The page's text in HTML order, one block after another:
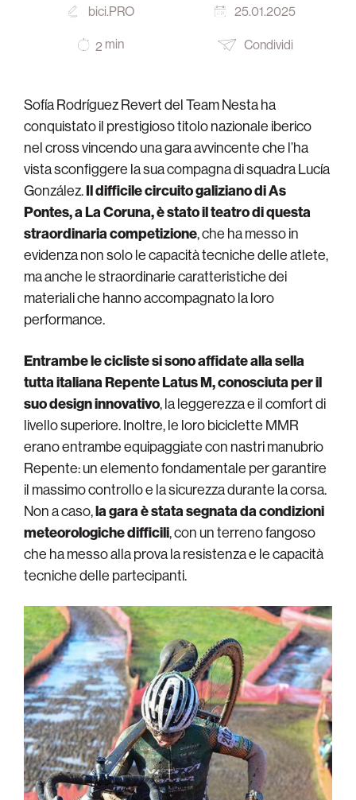
bici.PRO 25.01.2025
2 min Condividi
Sofía Rodríguez Revert del Team Nesta ha
conquistato il prestigioso titolo nazionale iberico
nel cross vincendo una gara avvincente che l’ha
vista sconfiggere la sua compagna di squadra Lucía
González.Il difficile circuito galiziano di As
Pontes, a La Coruna, è stato il teatro di questa
straordinaria competizione, che ha messo in
evidenza non solo le capacità tecniche delle atlete,
ma anche le straordinarie caratteristiche dei
materiali che hanno accompagnato la loro
performance.
Entrambe le cicliste si sono affidate alla sella
tutta italiana Repente Latus M, conosciuta per il
suo design innovativo, la leggerezza e il comfort di
livello superiore. Inoltre, le loro biciclette MMR
erano entrambe equipaggiate con nastri manubrio
Repente: un elemento fondamentale per garantire
il massimo controllo e la sicurezza durante la corsa.
Non a caso,la gara è stata segnata da condizioni
meteorologiche difficili, con un terreno fangoso
che ha messo alla prova la resistenza e le capacità
tecniche delle partecipanti.